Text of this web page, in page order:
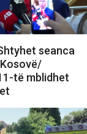
seanca
të mblidhet